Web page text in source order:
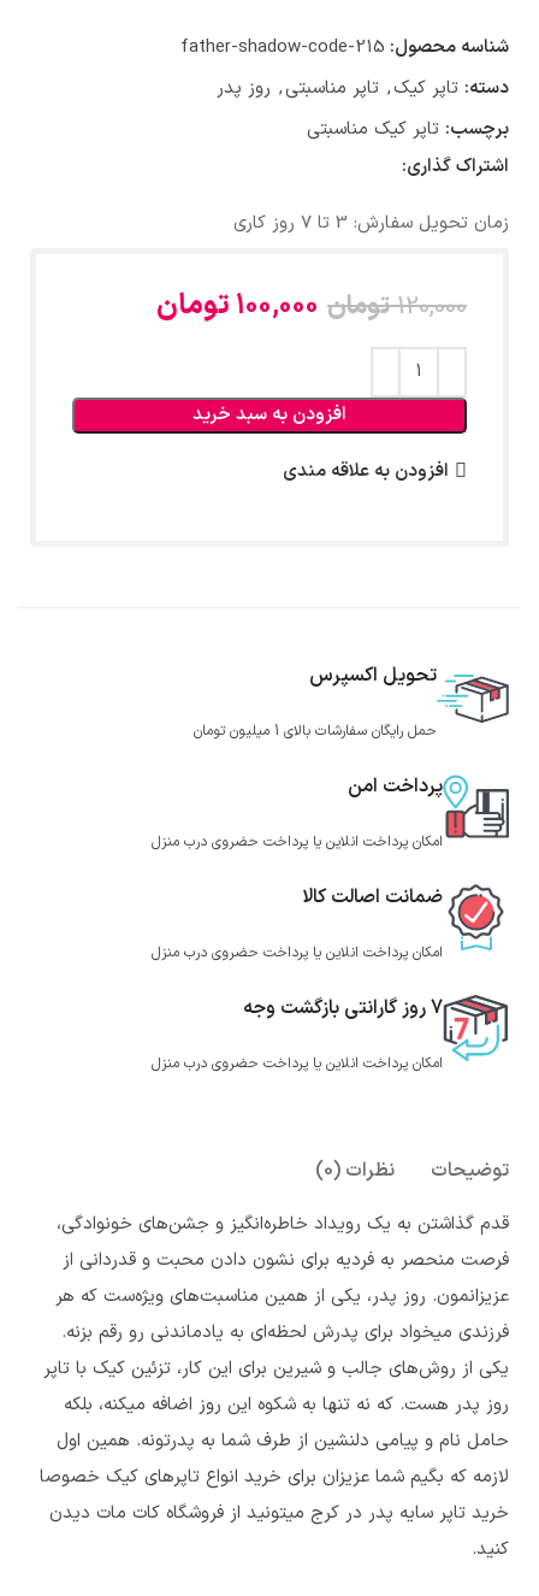
شناسه محصول: father-shadow-code-215
دسته: تاپر کیک, تاپر مناسبتی, روز پدر
برچسب: تاپر کیک مناسبتی
اشتراک گذاری:
زمان تحویل سفارش: 3 تا 7 روز کاری
120,000تومان 100,000 تومان
افزودن به سبد خرید
افزودن به علاقه مندی
تحویل اکسپرس
حمل رایگان سفارشات بالای 1 میلیون تومان
پرداخت امن
امکان پرداخت انلاین یا پرداخت حضروی درب منزل
ضمانت اصالت کالا
امکان پرداخت انلاین یا پرداخت حضروی درب منزل
7 روز گارانتی بازگشت وجه
امکان پرداخت انلاین یا پرداخت حضروی درب منزل
توضیحات نظرات (0)
قدم گذاشتن به یک رویداد خاطره‌انگیز و جشن‌های خونوادگی،
فرصت منحصر به فردیه برای نشون دادن محبت و قدردانی از
عزیزانمون. روز پدر، یکی از همین مناسبت‌های ویژه‌ست که هر
فرزندی میخواد برای پدرش لحظه‌ای به یادماندنی رو رقم بزنه.
یکی از روش‌های جالب و شیرین برای این کار، تزئین کیک با تاپر
روز پدر هست. که نه تنها به شکوه این روز اضافه میکنه، بلکه
حامل نام و پیامی دلنشین از طرف شما به پدرتونه. همین اول
لازمه که بگیم شما عزیزان برای خرید انواع تاپرهای کیک خصوصا
خرید تاپر سایه پدر در کرج میتونید از فروشگاه کات مات دیدن
کنید.